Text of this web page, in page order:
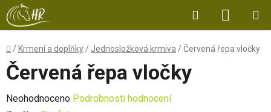
Přejít
na
obsah
Hledat
KOŠÍK
Domů
/ Krmení a doplňky / Jednosložková krmiva / Červená řepa vločky
Červená řepa vločky
Průměrné
Neohodnoceno Podrobnosti hodnocení